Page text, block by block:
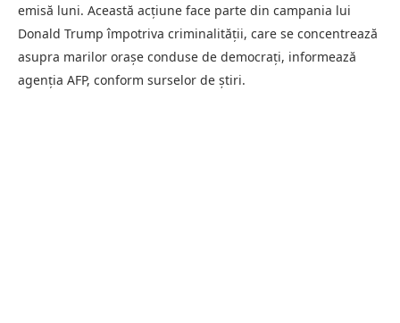
emisă luni. Această acțiune face parte din campania lui
Donald Trump împotriva criminalității, care se concentrează
asupra marilor orașe conduse de democrați, informează
agenția AFP, conform surselor de știri.